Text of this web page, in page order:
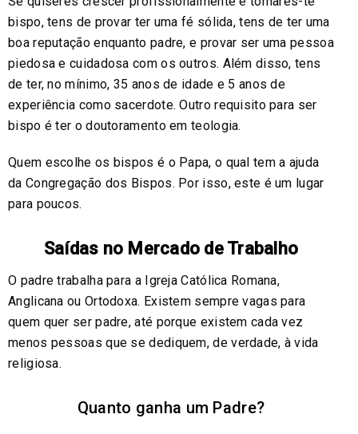
bispo, tens de provar ter uma fé sólida, tens de ter uma
boa reputação enquanto padre, e provar ser uma pessoa
piedosa e cuidadosa com os outros. Além disso, tens
de ter, no mínimo, 35 anos de idade e 5 anos de
experiência como sacerdote. Outro requisito para ser
bispo é ter o doutoramento em teologia.
Quem escolhe os bispos é o Papa, o qual tem a ajuda
da Congregação dos Bispos. Por isso, este é um lugar
para poucos.
Saídas no Mercado de Trabalho
O padre trabalha para a Igreja Católica Romana,
Anglicana ou Ortodoxa. Existem sempre vagas para
quem quer ser padre, até porque existem cada vez
menos pessoas que se dediquem, de verdade, à vida
religiosa.
Quanto ganha um Padre?